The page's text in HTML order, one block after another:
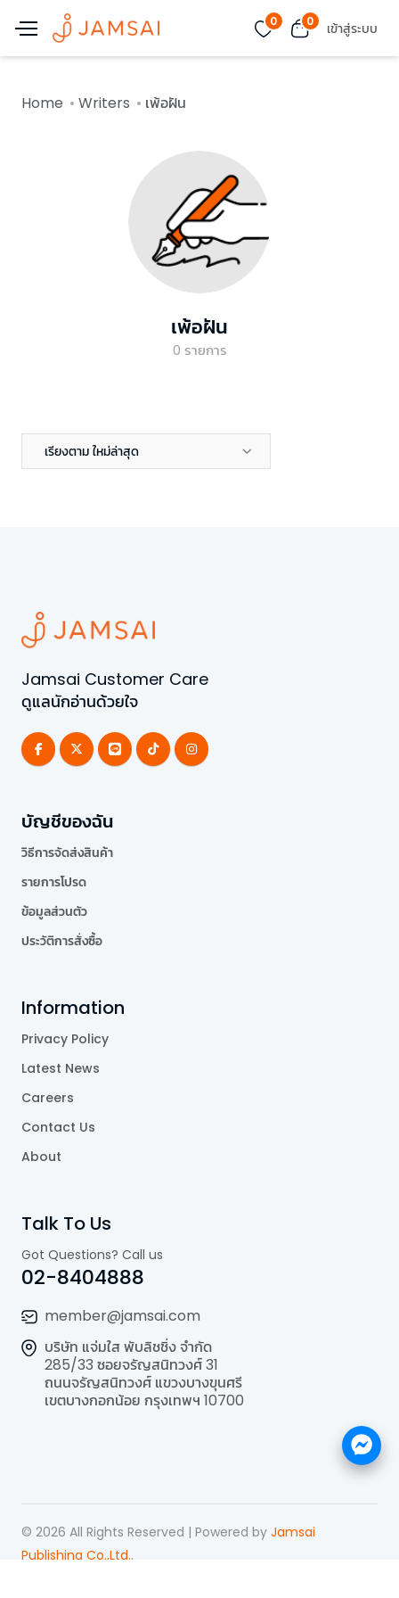
0 0 เข้าสู่ระบบ
Home Writers เพ้อฝัน
เพ้อฝัน
0 รายการ
เรียงตาม ใหม่ล่าสุด
Jamsai Customer Care
ดูแลนักอ่านด้วยใจ
บัญชีของฉัน
วิธีการจัดส่งสินค้า
รายการโปรด
ข้อมูลส่วนตัว
ประวัติการสั่งซื้อ
Information
Privacy Policy
Latest News
Careers
Contact Us
About
Talk To Us
Got Questions? Call us
02-8404888
member@jamsai.com
บริษัท แจ่มใส พับลิชชิ่ง จำกัด
285/33 ซอยจรัญสนิทวงศ์ 31
ถนนจรัญสนิทวงศ์ แขวงบางขุนศรี
เขตบางกอกน้อย กรุงเทพฯ 10700
© 2026 All Rights Reserved | Powered by Jamsai
Publishing Co.,Ltd..